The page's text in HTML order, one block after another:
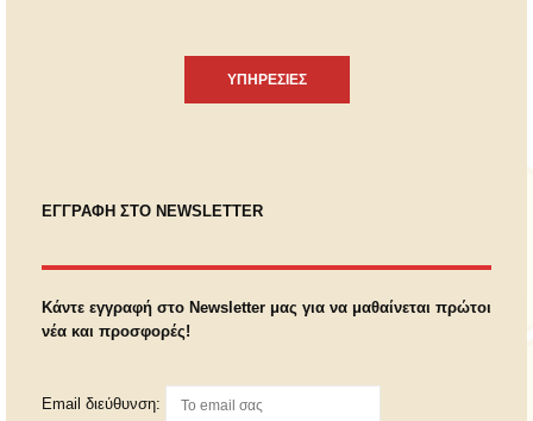
ΥΠΗΡΕΣΙΕΣ
ΕΓΓΡΑΦΗ ΣΤΟ NEWSLETTER
Κάντε εγγραφή στο Newsletter μας για να μαθαίνεται πρώτοι
νέα και προσφορές!
Email διεύθυνση: